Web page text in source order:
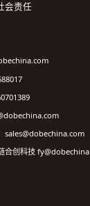
会责任
sales@dobechina.com
合创科技